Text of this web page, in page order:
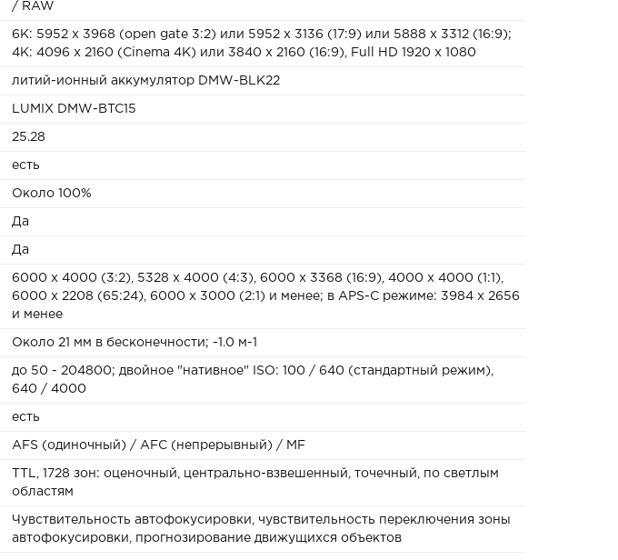
/ RAW
6K: 5952 x 3968 (open gate 3:2) или 5952 x 3136 (17:9) или 5888 х 3312 (16:9);
4К: 4096 х 2160 (Cinema 4K) или 3840 х 2160 (16:9), Full HD 1920 х 1080
литий-ионный аккумулятор DMW-BLK22
LUMIX DMW-BTC15
25.28
есть
Около 100%
Да
Да
6000 x 4000 (3:2), 5328 x 4000 (4:3), 6000 х 3368 (16:9), 4000 х 4000 (1:1),
6000 х 2208 (65:24), 6000 х 3000 (2:1) и менее; в APS-C режиме: 3984 x 2656
и менее
Около 21 мм в бесконечности; -1.0 м-1
до 50 - 204800; двойное "нативное" ISO: 100 / 640 (стандартный режим),
640 / 4000
есть
AFS (одиночный) / AFC (непрерывный) / MF
TTL, 1728 зон: оценочный, центрально-взвешенный, точечный, по светлым
областям
Чувствительность автофокусировки, чувствительность переключения зоны
автофокусировки, прогнозирование движущихся объектов